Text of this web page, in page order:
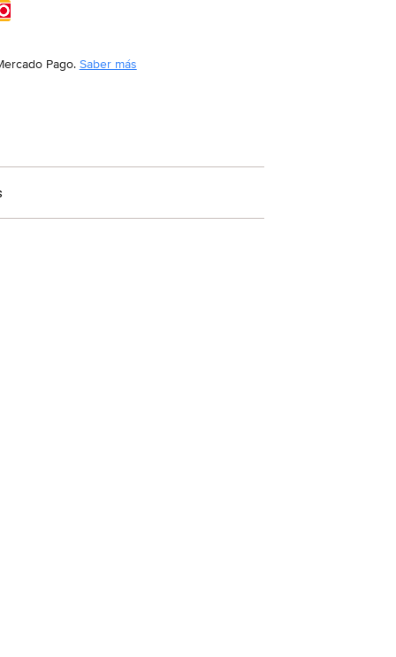
Pago. Saber más